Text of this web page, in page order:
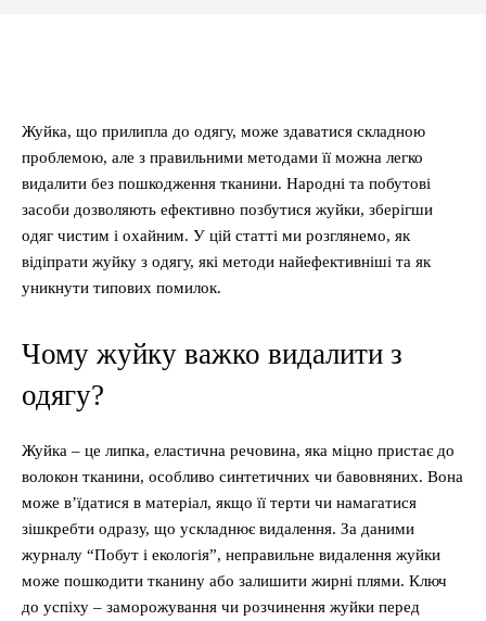
Жуйка, що прилипла до одягу, може здаватися складною
проблемою, але з правильними методами її можна легко
видалити без пошкодження тканини. Народні та побутові
засоби дозволяють ефективно позбутися жуйки, зберігши
одяг чистим і охайним. У цій статті ми розглянемо, як
відіпрати жуйку з одягу, які методи найефективніші та як
уникнути типових помилок.
Чому жуйку важко видалити з
одягу?
Жуйка – це липка, еластична речовина, яка міцно пристає до
волокон тканини, особливо синтетичних чи бавовняних. Вона
може в’їдатися в матеріал, якщо її терти чи намагатися
зішкребти одразу, що ускладнює видалення. За даними
журналу “Побут і екологія”, неправильне видалення жуйки
може пошкодити тканину або залишити жирні плями. Ключ
до успіху – заморожування чи розчинення жуйки перед